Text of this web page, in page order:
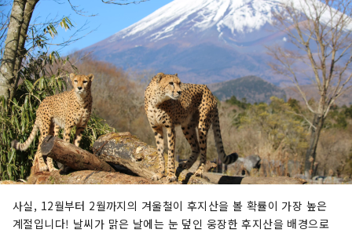
사실, 12월부터 2월까지의 겨울철이 후지산을 볼 확률이 가장 높은
계절입니다! 날씨가 맑은 날에는 눈 덮인 웅장한 후지산을 배경으로